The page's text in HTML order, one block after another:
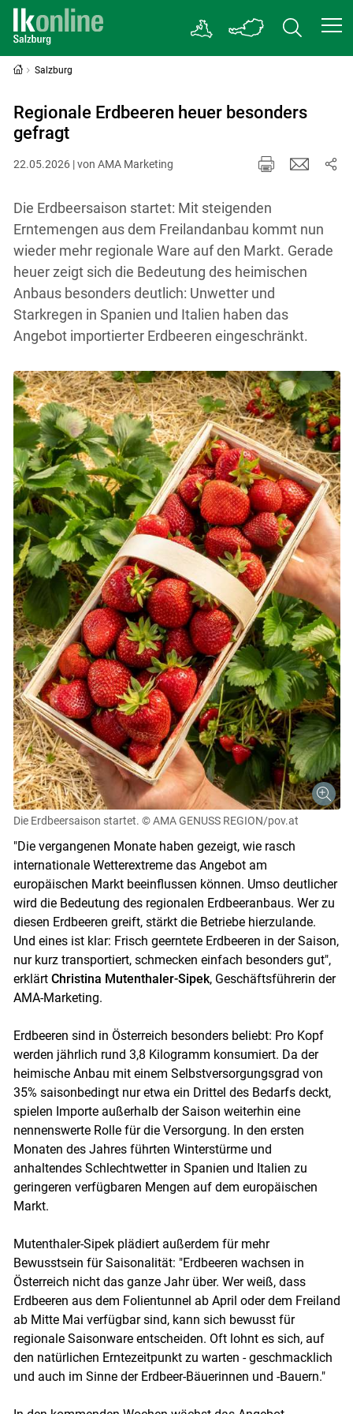
Skip to main content
Salzburg
Regionale Erdbeeren heuer besonders
gefragt
22.05.2026 | von AMA Marketing
Die Erdbeersaison startet: Mit steigenden
Erntemengen aus dem Freilandanbau kommt nun
wieder mehr regionale Ware auf den Markt. Gerade
heuer zeigt sich die Bedeutung des heimischen
Anbaus besonders deutlich: Unwetter und
Starkregen in Spanien und Italien haben das
Angebot importierter Erdbeeren eingeschränkt.
Die Erdbeersaison startet. © AMA GENUSS REGION/pov.at
"Die vergangenen Monate haben gezeigt, wie rasch
internationale Wetterextreme das Angebot am
europäischen Markt beeinflussen können. Umso deutlicher
wird die Bedeutung des regionalen Erdbeeranbaus. Wer zu
diesen Erdbeeren greift, stärkt die Betriebe hierzulande.
Und eines ist klar: Frisch geerntete Erdbeeren in der Saison,
nur kurz transportiert, schmecken einfach besonders gut",
erklärt Christina Mutenthaler-Sipek, Geschäftsführerin der
AMA-Marketing.
Erdbeeren sind in Österreich besonders beliebt: Pro Kopf
werden jährlich rund 3,8 Kilogramm konsumiert. Da der
heimische Anbau mit einem Selbstversorgungsgrad von
35% saisonbedingt nur etwa ein Drittel des Bedarfs deckt,
spielen Importe außerhalb der Saison weiterhin eine
nennenswerte Rolle für die Versorgung. In den ersten
Monaten des Jahres führten Winterstürme und
anhaltendes Schlechtwetter in Spanien und Italien zu
geringeren verfügbaren Mengen auf dem europäischen
Markt.
Mutenthaler-Sipek plädiert außerdem für mehr
Bewusstsein für Saisonalität: "Erdbeeren wachsen in
Österreich nicht das ganze Jahr über. Wer weiß, dass
Erdbeeren aus dem Folientunnel ab April oder dem Freiland
ab Mitte Mai verfügbar sind, kann sich bewusst für
regionale Saisonware entscheiden. Oft lohnt es sich, auf
den natürlichen Erntezeitpunkt zu warten - geschmacklich
und auch im Sinne der Erdbeer-Bäuerinnen und -Bauern."